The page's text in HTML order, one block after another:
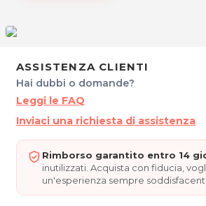
ASSISTENZA CLIENTI
Hai dubbi o domande?
Leggi le FAQ
Inviaci una richiesta di assistenza
Rimborso garantito entro 14
inutilizzati. Acquista con fiducia,
un'esperienza sempre